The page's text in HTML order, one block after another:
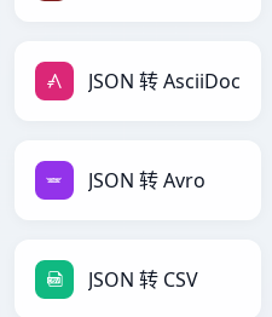
JSON 转 AsciiDoc
JSON 转 Avro
JSON 转 CSV